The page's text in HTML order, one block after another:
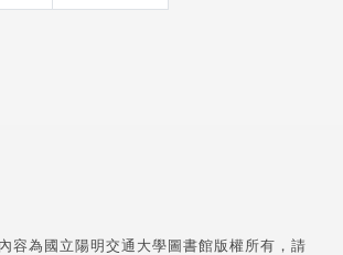
容為國立陽明交通大學圖書館版權所有，請